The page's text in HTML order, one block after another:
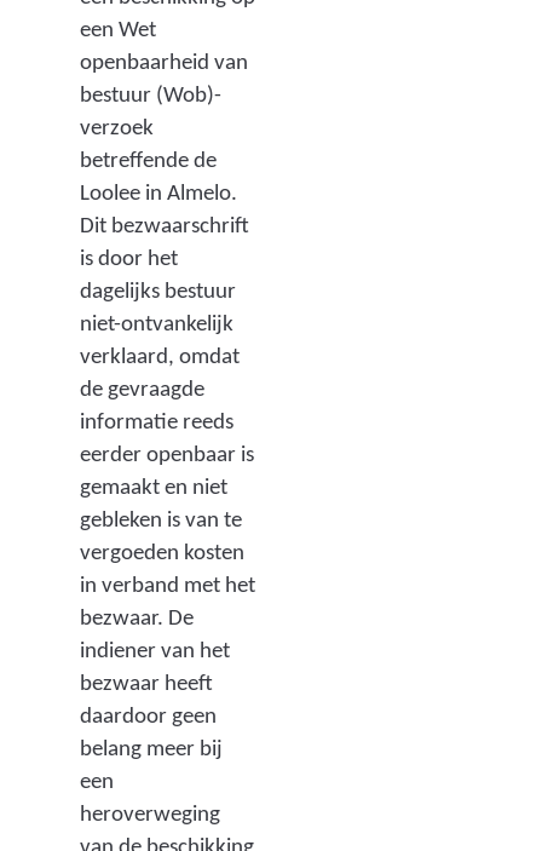
een Wet
openbaarheid van
bestuur (Wob)-
verzoek
betreffende de
Loolee in Almelo.
Dit bezwaarschrift
is door het
dagelijks bestuur
niet-ontvankelijk
verklaard, omdat
de gevraagde
informatie reeds
eerder openbaar is
gemaakt en niet
gebleken is van te
vergoeden kosten
in verband met het
bezwaar. De
indiener van het
bezwaar heeft
daardoor geen
belang meer bij
een
heroverweging